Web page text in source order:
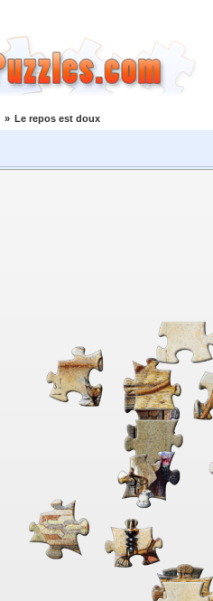
» Le repos est doux